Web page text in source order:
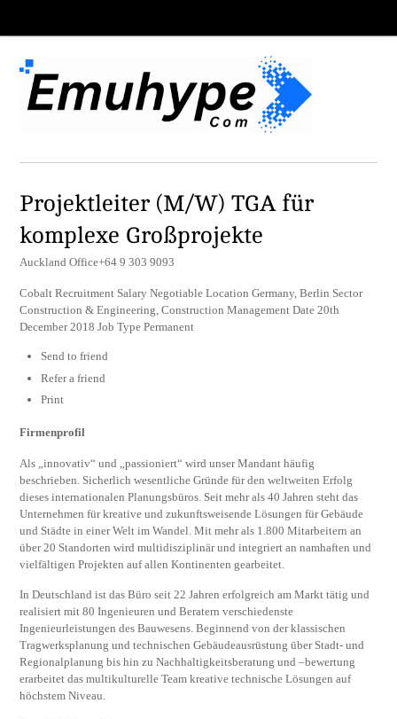
Projektleiter (M/W) TGA für
komplexe Großprojekte
Auckland Office+64 9 303 9093
Cobalt Recruitment Salary Negotiable Location Germany, Berlin Sector
Construction & Engineering, Construction Management Date 20th
December 2018 Job Type Permanent
Send to friend
Refer a friend
Print
Firmenprofil
Als „innovativ“ und „passioniert“ wird unser Mandant häufig
beschrieben. Sicherlich wesentliche Gründe für den weltweiten Erfolg
dieses internationalen Planungsbüros. Seit mehr als 40 Jahren steht das
Unternehmen für kreative und zukunftsweisende Lösungen für Gebäude
und Städte in einer Welt im Wandel. Mit mehr als 1.800 Mitarbeitern an
über 20 Standorten wird multidisziplinär und integriert an namhaften und
vielfältigen Projekten auf allen Kontinenten gearbeitet.
In Deutschland ist das Büro seit 22 Jahren erfolgreich am Markt tätig und
realisiert mit 80 Ingenieuren und Beratern verschiedenste
Ingenieurleistungen des Bauwesens. Beginnend von der klassischen
Tragwerksplanung und technischen Gebäudeausrüstung über Stadt- und
Regionalplanung bis hin zu Nachhaltigkeitsberatung und –bewertung
erarbeitet das multikulturelle Team kreative technische Lösungen auf
höchstem Niveau.